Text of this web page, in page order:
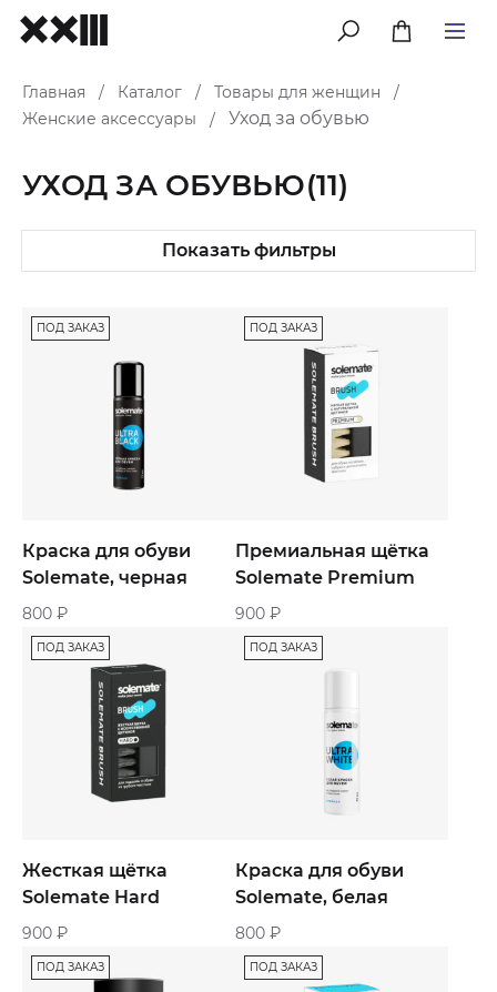
меню
Главная / Каталог / Товары для женщин
/
Женские аксессуары
/ Уход за обувью
УХОД ЗА ОБУВЬЮ(11)
Показать фильтры
ПОД ЗАКАЗ
Краска для обуви
Solemate, черная
800 ₽
ПОД ЗАКАЗ
Премиальная щётка
Solemate Premium
900 ₽
ПОД ЗАКАЗ
Жесткая щётка
Solemate Hard
900 ₽
ПОД ЗАКАЗ
Краска для обуви
Solemate, белая
800 ₽
ПОД ЗАКАЗ ПОД ЗАКАЗ